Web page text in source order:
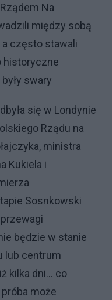
Na
między sobą
często stawali
historyczne
swary
się w Londynie
Rządu na
ministra
Kukiela i
Sosnkowski
będzie w stanie
lub centrum
kilka dni... co
może